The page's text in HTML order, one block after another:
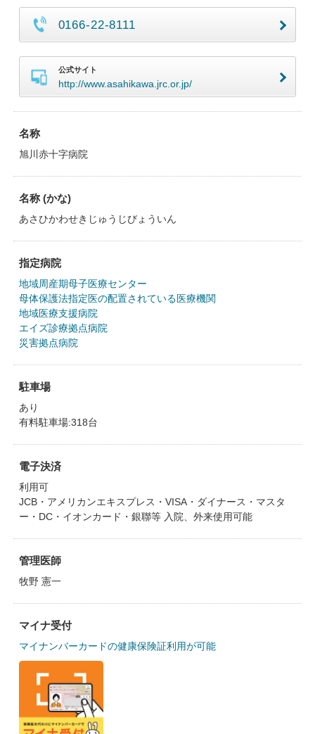
0166-22-8111
公式サイト
http://www.asahikawa.jrc.or.jp/
名称
旭川赤十字病院
名称 (かな)
あさひかわせきじゅうじびょういん
指定病院
地域周産期母子医療センター
母体保護法指定医の配置されている医療機関
地域医療支援病院
エイズ診療拠点病院
災害拠点病院
駐車場
あり
有料駐車場:318台
電子決済
利用可
JCB・アメリカンエキスプレス・VISA・ダイナース・マスタ
ー・DC・イオンカード・銀聯等 入院、外来使用可能
管理医師
牧野 憲一
マイナ受付
マイナンバーカードの健康保険証利用が可能